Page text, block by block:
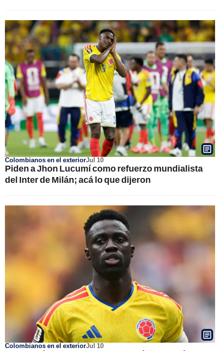
Colombianos en el exteriorJul 10
Piden a Jhon Lucumí como refuerzo mundialista
del Inter de Milán; acá lo que dijeron
Colombianos en el exteriorJul 10